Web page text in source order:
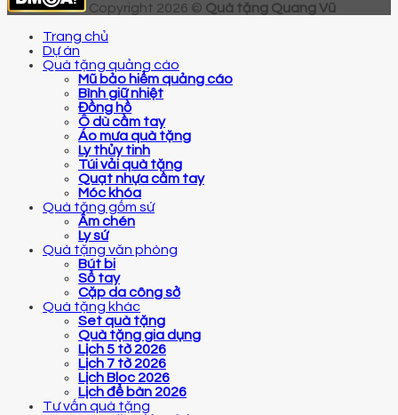
Copyright 2026 © Quà tặng Quang Vũ
Trang chủ
Dự án
Quà tặng quảng cáo
Mũ bảo hiểm quảng cáo
Bình giữ nhiệt
Đồng hồ
Ô dù cầm tay
Áo mưa quà tặng
Ly thủy tinh
Túi vải quà tặng
Quạt nhựa cầm tay
Móc khóa
Quà tặng gốm sứ
Ấm chén
Ly sứ
Quà tặng văn phòng
Bút bi
Sổ tay
Cặp da công sở
Quà tặng khác
Set quà tặng
Quà tặng gia dụng
Lịch 5 tờ 2026
Lịch 7 tờ 2026
Lịch Bloc 2026
Lịch để bàn 2026
Tư vấn quà tặng